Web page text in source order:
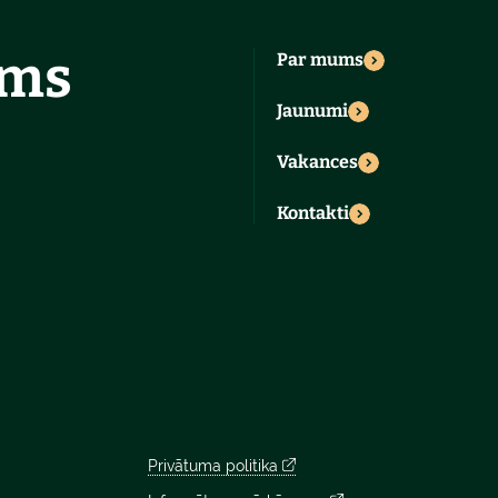
Par mums
Jaunumi
Vakances
Kontakti
Privātuma politika